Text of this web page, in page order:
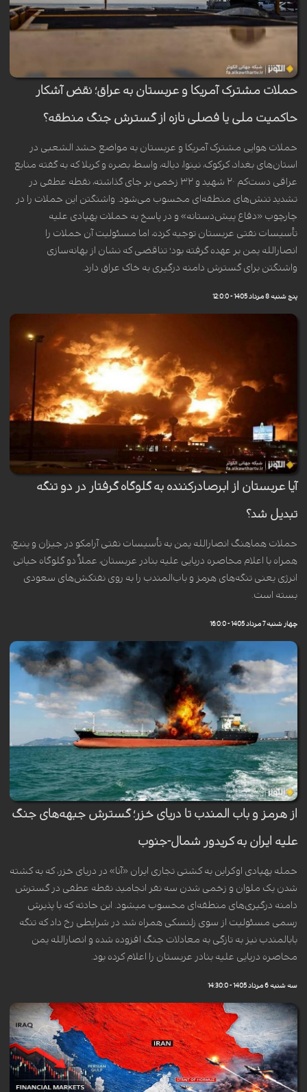
حملات مشترک آمریکا و عربستان به عراق؛ نقض آشکار
حاکمیت ملی یا فصلی تازه از گسترش جنگ منطقه‌؟
حملات هوایی مشترک آمریکا و عربستان به مواضع حشد الشعبی در
استان‌های بغداد، کرکوک، نینوا، دیاله، واسط، بصره و کربلا که به گفته منابع
عراقی دست‌کم ۲۰ شهید و ۳۲ زخمی بر جای گذاشته، نقطه عطفی در
تشدید تنش‌های منطقه‌ای محسوب می‌شود. واشنگتن این حملات را در
چارچوب «دفاع پیش‌دستانه» و در پاسخ به حملات پهپادی علیه
تأسیسات نفتی عربستان توجیه کرده، اما مسئولیت آن حملات را
انصارالله یمن بر عهده گرفته بود؛ تناقضی که نشان از بهانه‌سازی
واشنگتن برای گسترش دامنه درگیری به خاک عراق دارد.
پنج شنبه 8 مرداد 1405 - 12:0:0
آیا عربستان از ابرصادرکننده به گلوگاه گرفتار در دو تنگه
تبدیل شد؟
حملات هماهنگ انصارالله یمن به تأسیسات نفتی آرامکو در جیزان و ینبع،
همراه با اعلام محاصره دریایی علیه بنادر عربستان، عملاً دو گلوگاه حیاتی
انرژی یعنی تنگه‌های هرمز و باب‌المندب را به روی نفتکش‌های سعودی
بسته است.
چهار شنبه 7 مرداد 1405 - 16:0:0
از هرمز و باب المندب تا دریای خزر؛ گسترش جبهه‌های جنگ
علیه ایران به کریدور شمال-جنوب
حمله پهپادی اوکراین به کشتی تجاری ایران «آنا» در دریای خزر، که به کشته
شدن یک ملوان و زخمی شدن سه نفر انجامید، نقطه عطفی در گسترش
دامنه درگیری‌های منطقه‌ای محسوب میشود. این حادثه که با پذیرش
رسمی مسئولیت از سوی زلنسکی همراه شد، در شرایطی رخ داد که تنگه
بابالمندب نیز به تازگی به معادلات جنگ افزوده شده و انصارالله یمن
محاصره دریایی علیه بنادر عربستان را اعلام کرده بود.
سه شنبه 6 مرداد 1405 - 14:30:0